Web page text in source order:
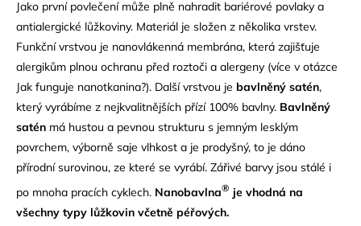
Jako první povlečení může plně nahradit bariérové povlaky a
antialergické lůžkoviny. Materiál je složen z několika vrstev.
Funkční vrstvou je nanovlákenná membrána, která zajišťuje
alergikům plnou ochranu před roztoči a alergeny (více v otázce
Jak funguje nanotkanina?). Další vrstvou je bavlněný satén,
který vyrábíme z nejkvalitnějších přízí 100% bavlny. Bavlněný
satén má hustou a pevnou strukturu s jemným lesklým
povrchem, výborně saje vlhkost a je prodyšný, to je dáno
přírodní surovinou, ze které se vyrábí. Zářivé barvy jsou stálé i
po mnoha pracích cyklech. Nanobavlna® je vhodná na
všechny typy lůžkovin včetně péřových.